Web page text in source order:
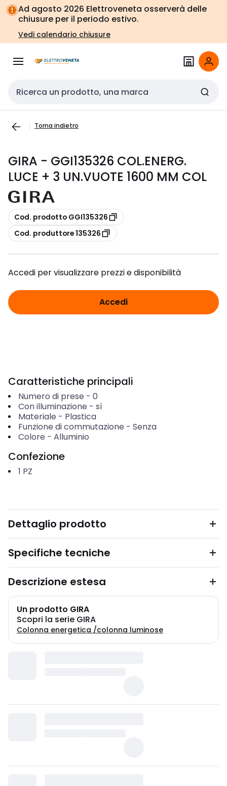
Vai alla
navigazione
Vai
alla
pagina
Ad agosto 2026 Elettroveneta osserverà delle
chiusure per il periodo estivo.
Vedi calendario chiusure
Cerca input
Torna indietro
GIRA - GGI135326 COL.ENERG.
LUCE + 3 UN.VUOTE 1600 MM COL
copia
Cod. prodotto GGI135326
copia
Cod. produttore 135326
Accedi per visualizzare prezzi e disponibilità
Accedi
Caratteristiche principali
Numero di prese - 0
Con illuminazione - sì
Materiale - Plastica
Funzione di commutazione - Senza
Colore - Alluminio
Confezione
1 PZ
Dettaglio prodotto
Specifiche tecniche
Descrizione estesa
Un prodotto GIRA
Scopri la serie GIRA
Colonna energetica /colonna luminose